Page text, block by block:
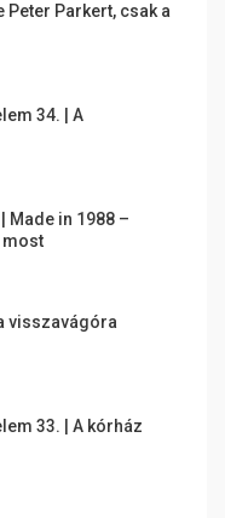
Peter Parkert, csak a
34. | A
Made in 1988 –
most
visszavágóra
33. | A kórház